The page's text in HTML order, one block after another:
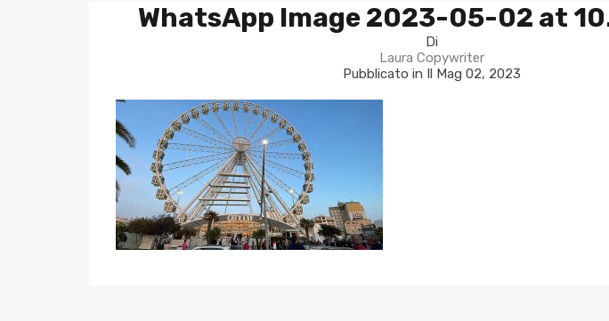
WhatsApp Image 2023-05-02 at
Di
Laura Copywriter
Pubblicato in Il Mag 02, 2023